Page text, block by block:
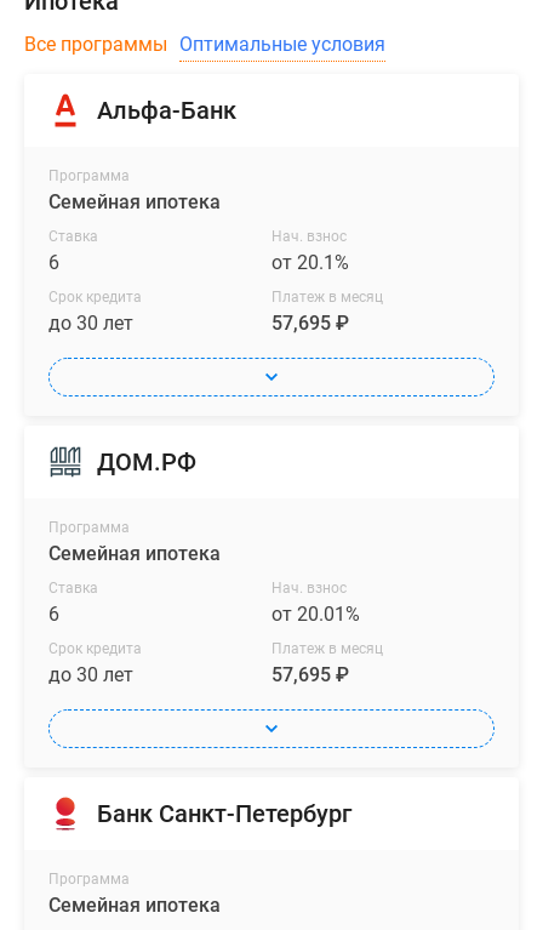
Все программы Оптимальные условия
Альфа-Банк
Программа
Семейная ипотека
Ставка
6
Нач. взнос
от 20.1%
Срок кредита
до 30 лет
Платеж в месяц
57,695 ₽
ДОМ.РФ
Программа
Семейная ипотека
Ставка
6
Нач. взнос
от 20.01%
Срок кредита
до 30 лет
Платеж в месяц
57,695 ₽
Банк Санкт-Петербург
Программа
Семейная ипотека